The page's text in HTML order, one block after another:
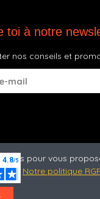
toi à notre
nos conseils et
pour vous
Notre politique